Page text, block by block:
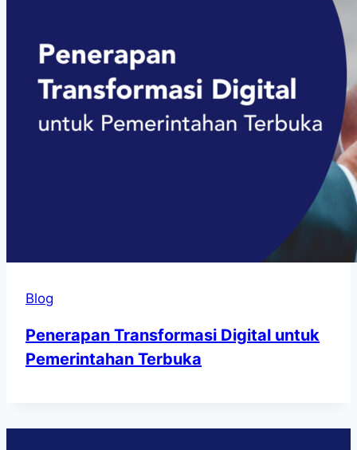
Blog
Penerapan Transformasi Digital untuk
Pemerintahan Terbuka